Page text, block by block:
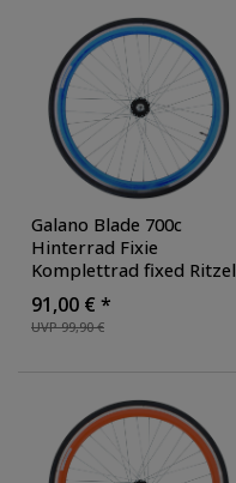
Galano Blade 700c
Hinterrad Fixie
Komplettrad fixed Ritzel
FlipFlop Rennrad
Singlespeed Fahrrad inkl.
Reifen SV Sclaverand
UVP 99,90 €
91,00 € *